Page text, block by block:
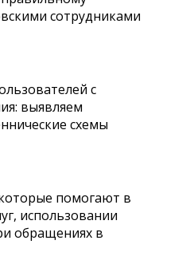
сотрудниками
с
выявляем
схемы
помогают в
использовании
обращениях в